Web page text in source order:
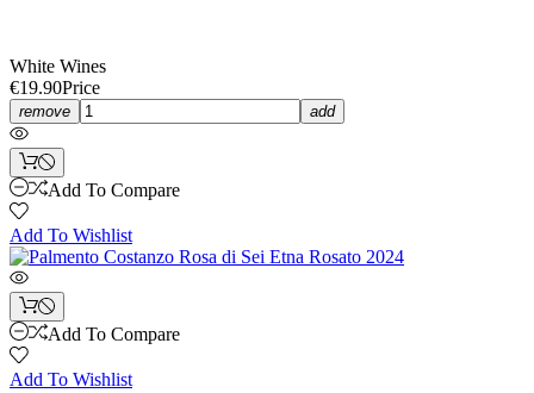
White Wines
€19.90Price
remove add
Add To Compare
Add To Wishlist
Add To Compare
Add To Wishlist